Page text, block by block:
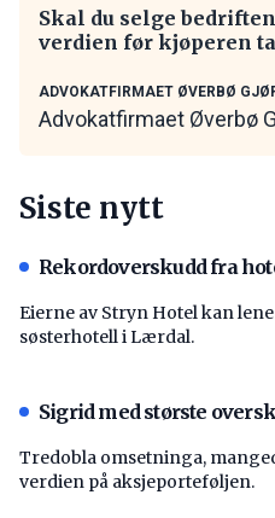
Skal du selge
verdien før kjøperen
ADVOKATFIRMAET ØVERBØ
Advokatfirmaet Øverbø
Siste nytt
Rekordoverskudd fra
Eierne av Stryn Hotel kan
søsterhotell i Lærdal.
Sigrid med største
Tredobla omsetninga,
verdien på aksjeporteføljen.